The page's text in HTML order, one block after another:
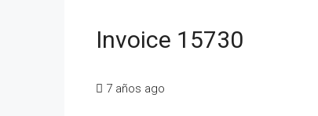
Invoice 15730
7 años ago